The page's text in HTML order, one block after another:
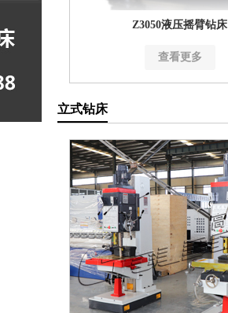
Z3050液压摇臂钻床
查看更多
立式钻床